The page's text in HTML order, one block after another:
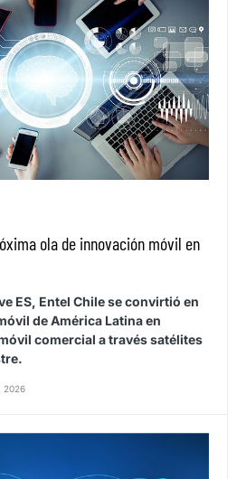
ola de innovación móvil en
ES, Entel Chile se convirtió en
de América Latina en
comercial a través satélites
2026